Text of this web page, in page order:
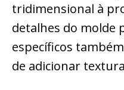
tridimensional à
detalhes do molde
específicos
de adicionar